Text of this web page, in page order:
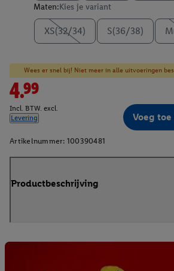
Maten:Kies je variant
XS(32/34) S(36/38)
Wees er snel bij! Niet meer in alle uitvoeringen
4.99
Incl. BTW. excl.
Levering
Voeg
Artikelnummer: 100390481
Productbeschrijving